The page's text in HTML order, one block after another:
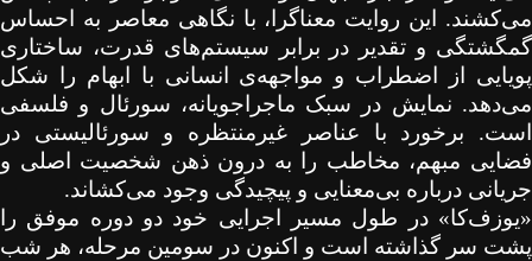
می‌کشند. این روایت معناگرا، با نگاهی معاصر به احساس
گمگشتگی و تقدیر در برابر سیستم‌های قدرت، ساختاری
پویایی از اضطراب و مواجهه‌ی انسانی با ابهام را شکل
می‌دهد. نمایش در سبک ماجراجویانه، سورئال و فلسفی
است. برخورد با عناصر غیرمنتظره و سورئالیستی در
فضایی مبهم، مخاطب را به درون ذهن شخصیت اصلی و
جریانی درباره بی‌معنایی و پیچیدگی وجود می‌کشاند.
«یوزف‌کا» در طول مسیر اجرایی خود دو دوره موفق را
پشت سر گذاشته است و اکنون در سومین مرحله، هر شب